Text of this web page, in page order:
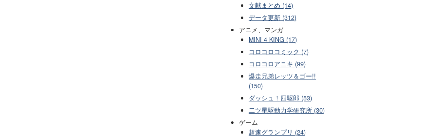
文献まとめ (14)
データ更新 (312)
アニメ、マンガ
MINI 4 KING (17)
コロコロコミック (7)
コロコロアニキ (99)
爆走兄弟レッツ＆ゴー!!
(150)
ダッシュ！四駆郎 (53)
二ツ星駆動力学研究所 (30)
ゲーム
超速グランプリ (24)